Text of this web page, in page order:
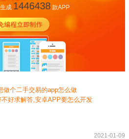
成 1446438款APP
做个二手交易的app怎么做
好求解答,安卓APP要怎么开发
2021-01-09